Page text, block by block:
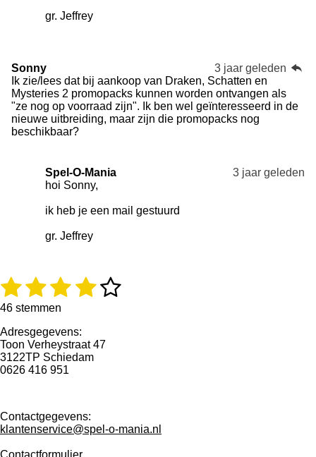
gr. Jeffrey
Sonny
3 jaar geleden
Ik zie/lees dat bij aankoop van Draken, Schatten en
Mysteries 2 promopacks kunnen worden ontvangen als
"ze nog op voorraad zijn". Ik ben wel geïnteresseerd in de
nieuwe uitbreiding, maar zijn die promopacks nog
beschikbaar?
Spel-O-Mania
3 jaar geleden
hoi Sonny,
ik heb je een mail gestuurd
gr. Jeffrey
R
a
t
n
g
:
3
4
7
1
s
t
e
r
2
s
t
e
r
e
n
3
s
t
e
r
e
4
t
e
e
5
e
e
S
46 stemmen
Adresgegevens:
Toon Verheystraat 47
3122TP Schiedam
0626 416 951
Contactgegevens:
klantenservice@spel-o-mania.nl
Contactformulier